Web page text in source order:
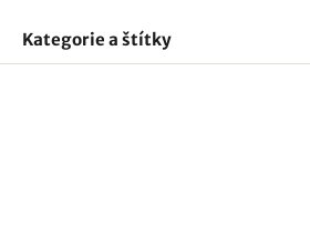
Kategorie a štítky